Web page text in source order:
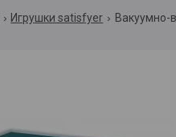
Игрушки satisfyer